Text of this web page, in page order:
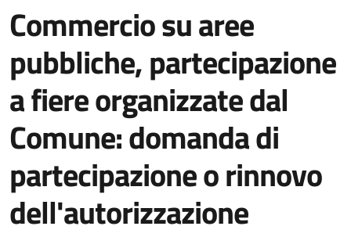
Commercio su aree
pubbliche, partecipazione
a fiere organizzate dal
Comune: domanda di
partecipazione o rinnovo
dell'autorizzazione